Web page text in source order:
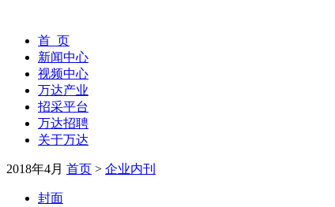
首 页
新闻中心
视频中心
万达产业
招采平台
万达招聘
关于万达
2018年4月 首页 > 企业内刊
封面